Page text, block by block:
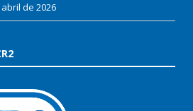
de 2026